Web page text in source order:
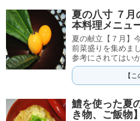
夏の八寸 ７月
本料理メニュー
夏の献立【７月】
前菜盛りを集めま
参考にされてはい
【
鱧を使った夏
き物、ご飯物】